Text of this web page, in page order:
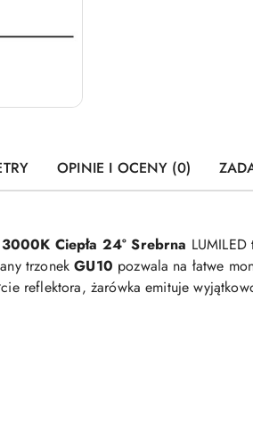
OPINIE I OCENY (0)
Ciepła 24° Srebrna
trzonekGU10 pozwala na łatwe
reflektora, żarówka emituje